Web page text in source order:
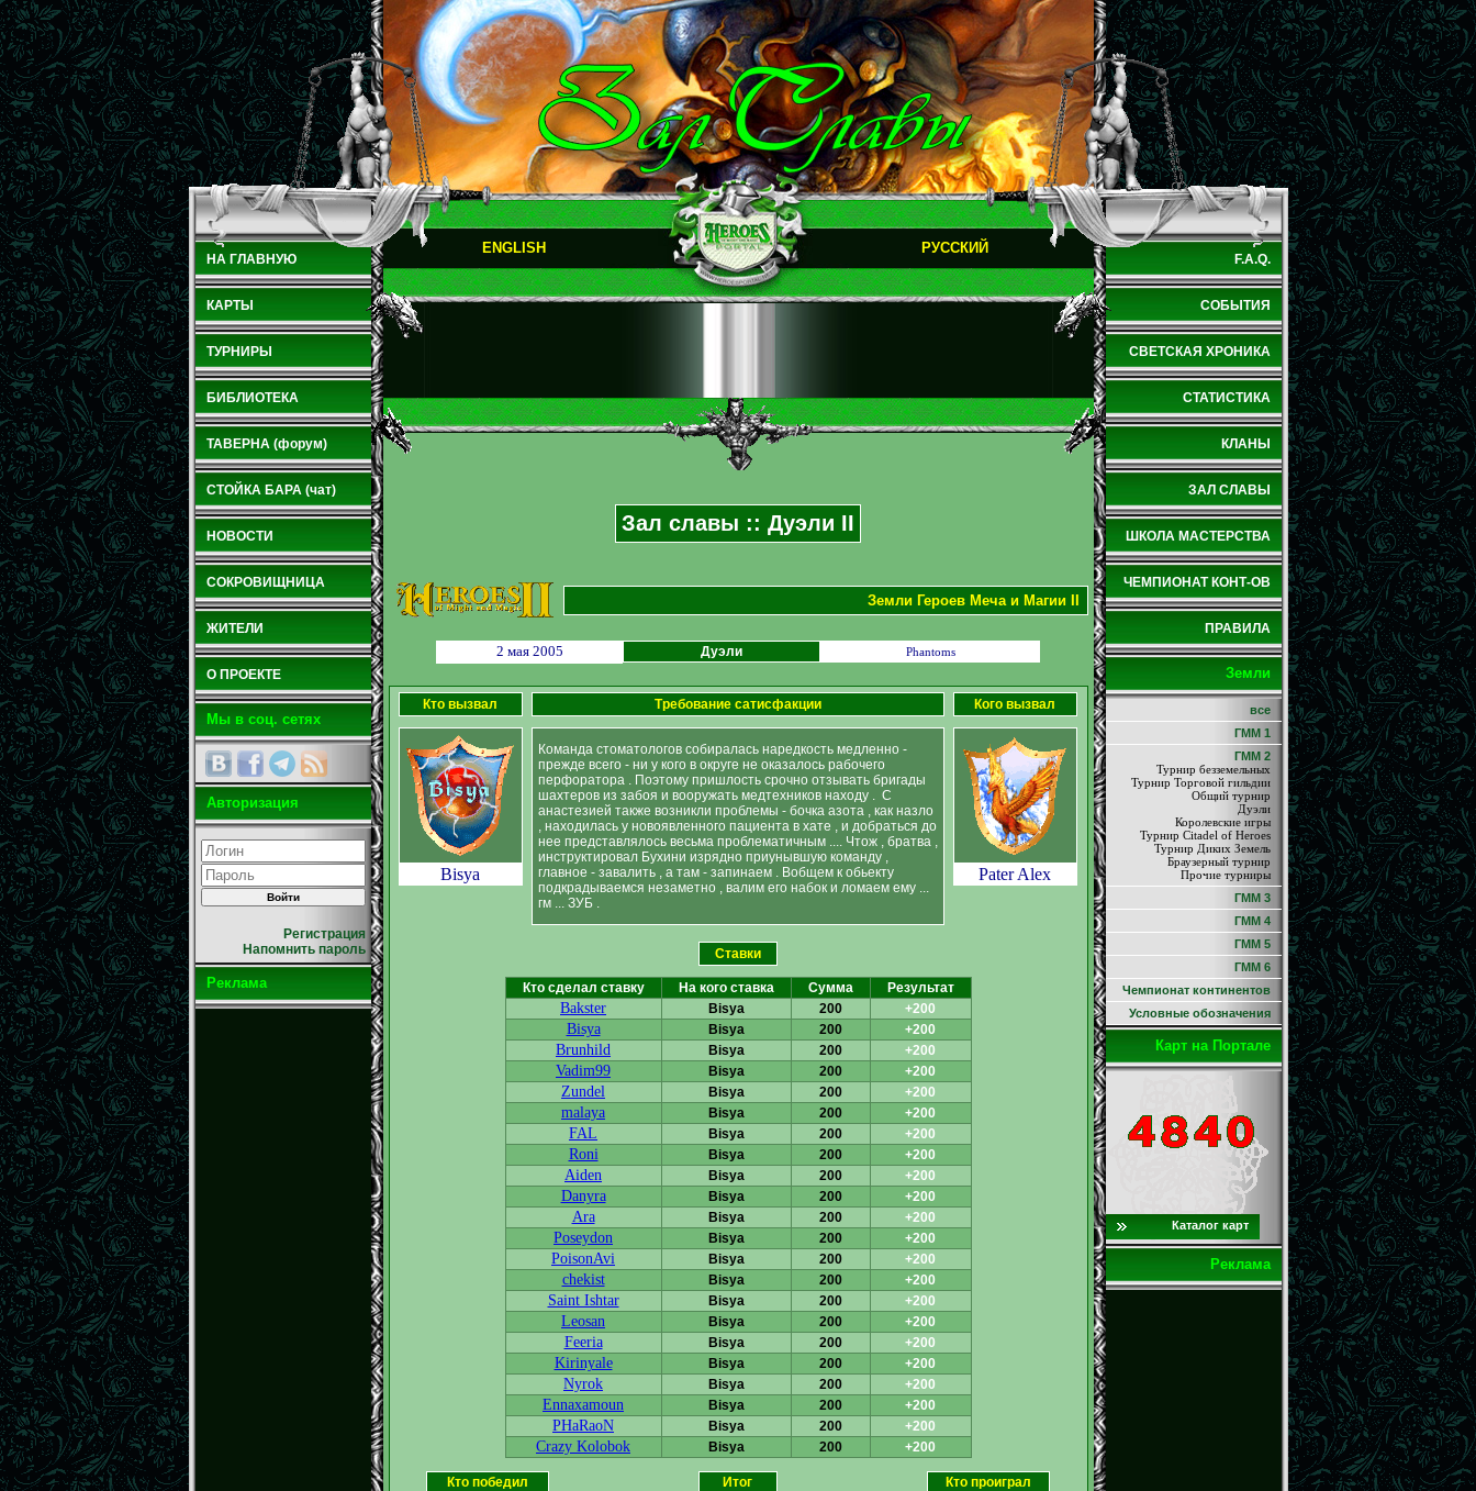
НА ГЛАВНУЮ
КАРТЫ
ТУРНИРЫ
БИБЛИОТЕКА
ТАВЕРНА (форум)
СТОЙКА БАРА (чат)
НОВОСТИ
СОКРОВИЩНИЦА
ЖИТЕЛИ
О ПРОЕКТЕ
Мы в соц. сетях
Авторизация
Регистрация
Напомнить пароль
Реклама
ENGLISH РУССКИЙ
Зал славы :: Дуэли II
Земли Героев Меча и Магии II
2 мая 2005 Дуэли Phantoms
Кто вызвал
Bisya
Требование сатисфакции
Команда стоматологов собиралась наредкость медленно -
прежде всего - ни у кого в округе не оказалось рабочего
перфоратора . Поэтому пришлость срочно отзывать бригады
шахтеров из забоя и вооружать медтехников находу . С
анастезией также возникли проблемы - бочка азота , как назло
, находилась у новоявленного пациента в хате , и добраться до
нее представлялось весьма проблематичным .... Чтож , братва ,
инструктировал Бухини изрядно приунывшую команду ,
главное - завалить , а там - запинаем . Вобщем к обьекту
подкрадываемся незаметно , валим его набок и ломаем ему ...
гм ... ЗУБ .
Кого вызвал
Pater Alex
Ставки
Кто сделал ставку На кого ставка Сумма Результат
Bakster Bisya 200 +200
Bisya Bisya 200 +200
Brunhild Bisya 200 +200
Vadim99 Bisya 200 +200
Zundel Bisya 200 +200
malaya Bisya 200 +200
FAL Bisya 200 +200
Roni Bisya 200 +200
Aiden Bisya 200 +200
Danyra Bisya 200 +200
Ara Bisya 200 +200
Poseydon Bisya 200 +200
PoisonAvi Bisya 200 +200
chekist Bisya 200 +200
Saint Ishtar Bisya 200 +200
Leosan Bisya 200 +200
Feeria Bisya 200 +200
Kirinyale Bisya 200 +200
Nyrok Bisya 200 +200
Ennaxamoun Bisya 200 +200
PHaRaoN Bisya 200 +200
Crazy Kolobok Bisya 200 +200
Кто победил Итог Кто проиграл
F.A.Q.
СОБЫТИЯ
СВЕТСКАЯ ХРОНИКА
СТАТИСТИКА
КЛАНЫ
ЗАЛ СЛАВЫ
ШКОЛА МАСТЕРСТВА
ЧЕМПИОНАТ КОНТ-ОВ
ПРАВИЛА
Земли
все
ГММ 1
ГММ 2
Турнир безземельных
Турнир Торговой гильдии
Общий турнир
Дуэли
Королевские игры
Турнир Citadel of Heroes
Турнир Диких Земель
Браузерный турнир
Прочие турниры
ГММ 3
ГММ 4
ГММ 5
ГММ 6
Чемпионат континентов
Условные обозначения
Карт на Портале
Каталог карт
Реклама